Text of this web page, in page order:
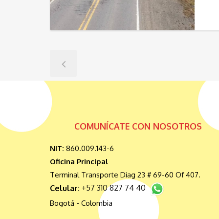
COMUNÍCATE CON NOSOTROS
NIT: 860.009.143-6
Oficina Principal
Terminal Transporte Diag 23 # 69-60 Of 407.
Celular: +57 310 827 74 40
Bogotá - Colombia